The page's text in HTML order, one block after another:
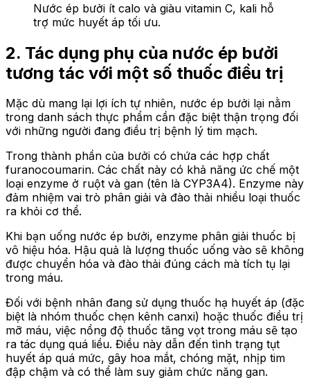
Nước ép bưởi ít calo và giàu vitamin C, kali hỗ
trợ mức huyết áp tối ưu.
2. Tác dụng phụ của nước ép bưởi
tương tác với một số thuốc điều trị
Mặc dù mang lại lợi ích tự nhiên, nước ép bưởi lại nằm
trong danh sách thực phẩm cần đặc biệt thận trọng đối
với những người đang điều trị bệnh lý tim mạch.
Trong thành phần của bưởi có chứa các hợp chất
furanocoumarin. Các chất này có khả năng ức chế một
loại enzyme ở ruột và gan (tên là CYP3A4). Enzyme này
đảm nhiệm vai trò phân giải và đào thải nhiều loại thuốc
ra khỏi cơ thể.
Khi bạn uống nước ép bưởi, enzyme phân giải thuốc bị
vô hiệu hóa. Hậu quả là lượng thuốc uống vào sẽ không
được chuyển hóa và đào thải đúng cách mà tích tụ lại
trong máu.
Đối với bệnh nhân đang sử dụng thuốc hạ huyết áp (đặc
biệt là nhóm thuốc chẹn kênh canxi) hoặc thuốc điều trị
mỡ máu, việc nồng độ thuốc tăng vọt trong máu sẽ tạo
ra tác dụng quá liều. Điều này dẫn đến tình trạng tụt
huyết áp quá mức, gây hoa mắt, chóng mặt, nhịp tim
đập chậm và có thể làm suy giảm chức năng gan.